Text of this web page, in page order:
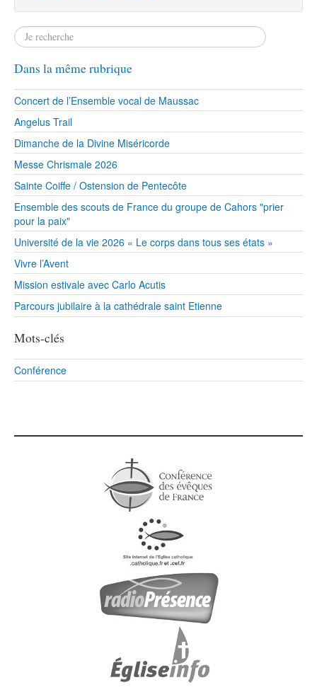
Dans la même rubrique
Concert de l’Ensemble vocal de Maussac
Angelus Trail
Dimanche de la Divine Miséricorde
Messe Chrismale 2026
Sainte Coiffe / Ostension de Pentecôte
Ensemble des scouts de France du groupe de Cahors "prier
pour la paix"
Université de la vie 2026 « Le corps dans tous ses états »
Vivre l’Avent
Mission estivale avec Carlo Acutis
Parcours jubilaire à la cathédrale saint Etienne
Mots-clés
Conférence